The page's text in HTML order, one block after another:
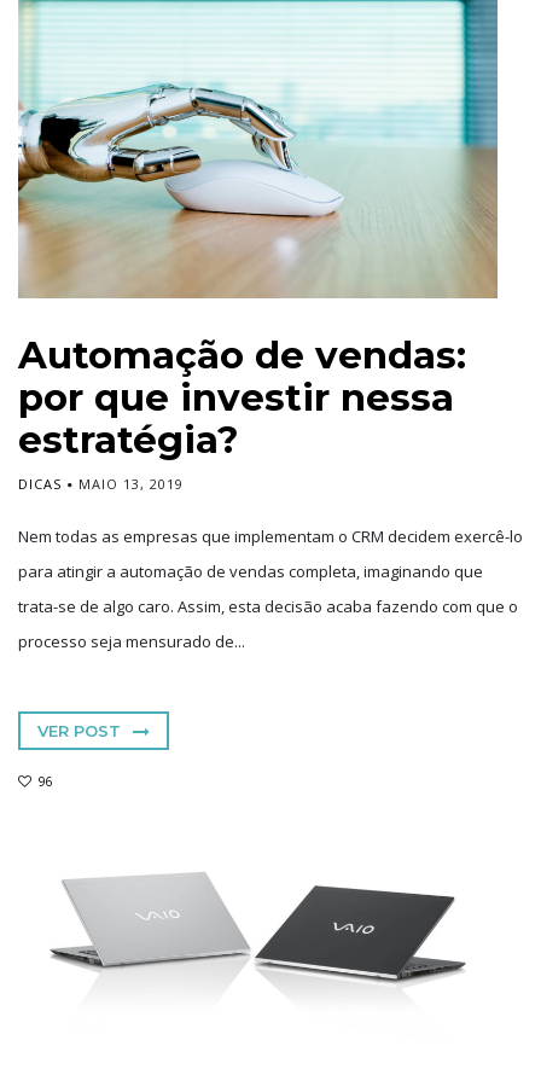
Automação de vendas:
por que investir nessa
estratégia?
DICAS MAIO 13, 2019
Nem todas as empresas que implementam o CRM decidem exercê-lo
para atingir a automação de vendas completa, imaginando que
trata-se de algo caro. Assim, esta decisão acaba fazendo com que o
processo seja mensurado de...
VER POST
96